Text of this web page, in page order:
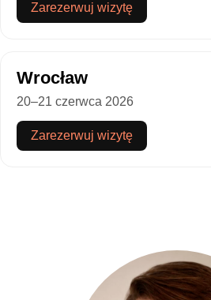
Zarezerwuj wizytę
Wrocław
20–21 czerwca 2026
Zarezerwuj wizytę